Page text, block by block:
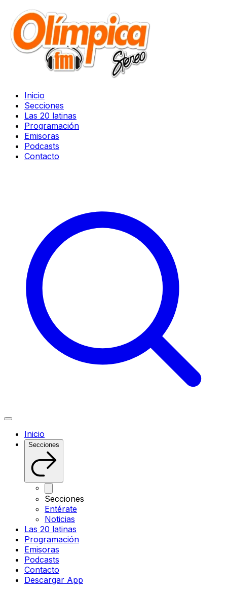
Inicio
Secciones
Las 20 latinas
Programación
Emisoras
Podcasts
Contacto
Inicio
Secciones
Secciones
Entérate
Noticias
Las 20 latinas
Programación
Emisoras
Podcasts
Contacto
Descargar App